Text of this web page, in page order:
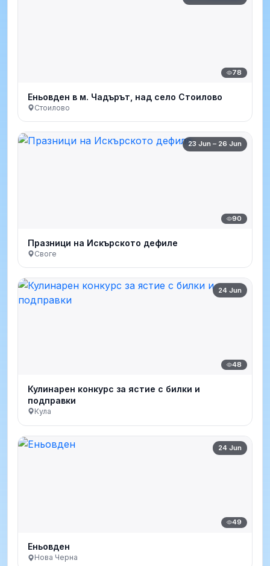
78
Еньовден в м. Чадърът, над село Стоилово
Стоилово
23 Jun – 26 Jun
90
Празници на Искърското дефиле
Своге
24 Jun
48
Кулинарен конкурс за ястие с билки и
подправки
Кула
24 Jun
49
Еньовден
Нова Черна